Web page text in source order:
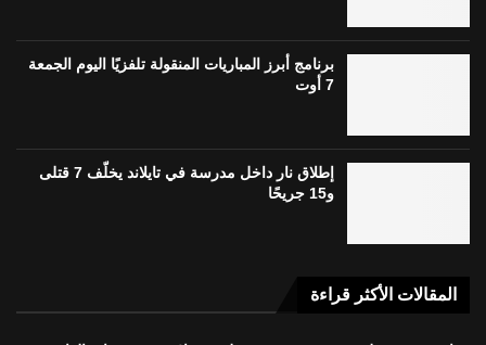
برنامج أبرز المباريات المنقولة تلفزيًا اليوم الجمعة
7 أوت
إطلاق نار داخل مدرسة في تايلاند يخلّف 7 قتلى
و15 جريحًا
المقالات الأكثر قراءة